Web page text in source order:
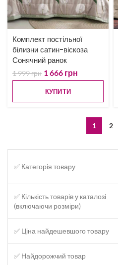
Комплект постільної
білизни сатин-віскоза
Сонячний ранок
1 999грн 1 666 грн
КУПИТИ
1 2
✅ Категорія товару
✅ Кількість товарів у каталозі
(включаючи розміри)
✅ Ціна найдешевшого товару
✅ Найдорожчий товар